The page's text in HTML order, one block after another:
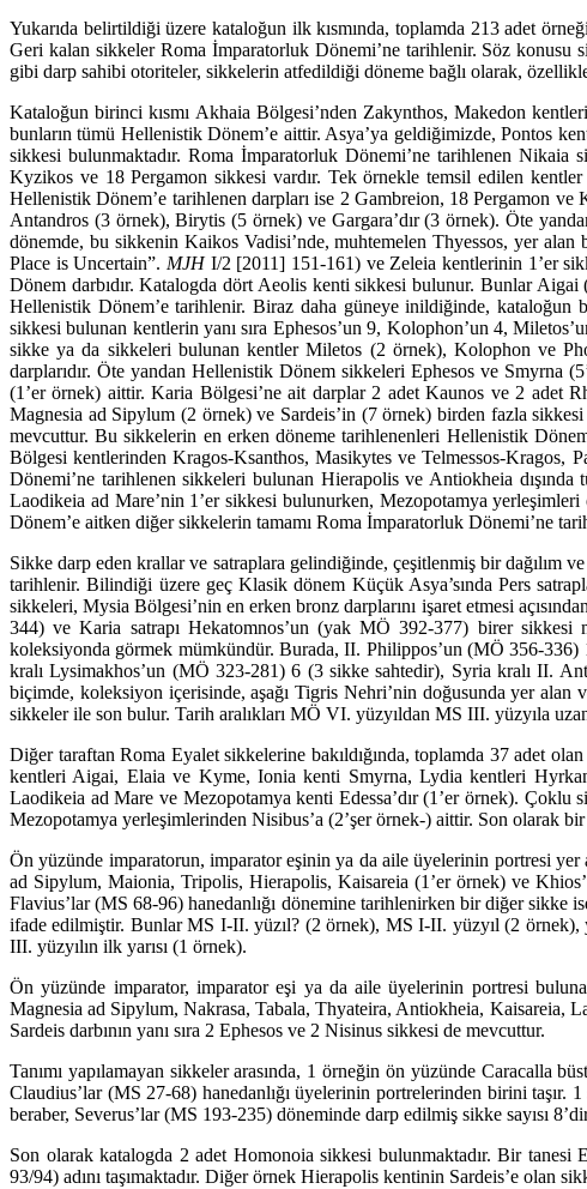
Yukarıda belirtildiği üzere kataloğun ilk kısmında, toplamda 213 adet
Geri kalan sikkeler Roma İmparatorluk Dönemi’ne tarihlenir. Söz konusu
gibi darp sahibi otoriteler, sikkelerin at­fe­dildiği döneme bağlı olarak,
Kataloğun birinci kısmı Akhaia Bölgesi’nden Zakynthos, Makedon
bunların tümü Hel­lenistik Dönem’e aittir. Asya’ya geldiğimizde, Pontos
sikkesi bulunmaktadır. Roma İmparator­luk Dönemi’ne tarihlenen
Kyzikos ve 18 Pergamon sikkesi vardır. Tek örnekle temsil edi­len
Hellenistik Dö­nem’e tarihlenen darpları ise 2 Gambreion, 18 Pergamon
Antandros (3 örnek), Birytis (5 örnek) ve Gargara’dır (3 örnek). Öte
dönemde, bu sikkenin Kaikos Vadisi’nde, muhtemelen Thyessos, yer
Pla­ce is Uncertain”. MJHI/2 [2011] 151-161) ve Zeleia kentlerinin 1’er
Dönem darbıdır. Katalogda dört Aeolis kenti sikkesi bulunur. Bunlar
Hellenistik Dönem’e tarihlenir. Biraz daha güneye inildi­ğinde, kataloğun
sikkesi bulunan kentlerin yanı sıra Ephesos’un 9, Kolophon’un 4,
sikke ya da sikkeleri bulunan kentler Miletos (2 örnek), Kolophon ve
darplarıdır. Öte yandan Hellenistik Dönem sikkeleri Ephesos ve Smyrna
(1’er örnek) aittir. Karia Bölgesi’ne ait darplar 2 adet Kaunos ve 2 adet
Magnesia ad Sipylum (2 örnek) ve Sardeis’in (7 örnek) birden fazla
mevcuttur. Bu sikkelerin en erken döneme tarihlenenleri Hellenistik
Bölgesi kentlerinden Kragos-Ksanthos, Masikytes ve Telmessos-Kragos,
Dönemi’ne tarihlenen sikkeleri bulunan Hierapolis ve Antiokheia
Laodikeia ad Mare’nin 1’er sikkesi bulunurken, Mezopotamya
Dönem’e aitken diğer sikkelerin tamamı Roma İmparatorluk Dönemi’ne
Sikke darp eden krallar ve satraplara gelindiğinde, çeşitlenmiş bir dağılım
tarihlenir. Bilin­diği üzere geç Klasik dönem Küçük Asya’sında Pers
sikkeleri, Mysia Bölgesi’nin en erken bronz darplarını işaret etmesi
344) ve Karia satrapı Hekatomnos’un (yak MÖ 392-377) birer
koleksiyonda görmek mümkündür. Burada, II. Philippos’un (MÖ 356-336)
kralı Lysimakhos’un (MÖ 323-281) 6 (3 sikke sahtedir), Syria kralı II.
biçimde, koleksiyon içerisinde, aşağı Tigris Nehri’nin doğusunda yer alan
sikkeler ile son bulur. Tarih aralıkları MÖ VI. yüzyıldan MS III. yüzyıla
Diğer taraftan Roma Eyalet sikkelerine bakıldığında, toplamda 37 adet
kentleri Aigai, Elaia ve Kyme, Ionia kenti Smyrna, Lydia kentleri
Laodikeia ad Mare ve Mezopotamya kenti Edes­sa’dır (1’er örnek).
Mezopotamya yerleşimlerinden Nisibus’a (2’şer örnek-) aittir. Son olarak
Ön yüzünde imparatorun, imparator eşinin ya da aile üyelerinin portresi
ad Sipylum, Maionia, Tripolis, Hierapolis, Kaisareia (1’er örnek) ve
Flavius’lar (MS 68-96) hanedanlığı döne­mine tarihlenirken bir diğer sikke
ifade edilmiştir. Bunlar MS I-II. yüzıl? (2 örnek), MS I-II. yüzyıl (2
III. yüzyılın ilk yarısı (1 örnek).
Ön yüzünde imparator, imparator eşi ya da aile üyelerinin portresi
Magnesia ad Sipylum, Nakrasa, Tabala, Thyateira, Antiokheia, Kaisareia,
Sardeis darbının yanı sıra 2 Ephesos ve 2 Nisinus sikkesi de mevcuttur.
Tanımı yapılamayan sikkeler arasında, 1 örneğin ön yüzünde Caracalla
Claudius’lar (MS 27-68) hanedanlığı üyelerinin portrelerinden birini taşır.
beraber, Severus’lar (MS 193-235) döneminde darp edilmiş sikke sayısı
Son olarak katalogda 2 adet Homonoia sikkesi bulunmaktadır. Bir
93/94) adını taşımakta­dır. Diğer örnek Hierapolis kentinin Sardeis’e olan